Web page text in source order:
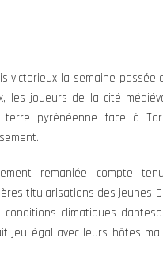
victorieux la semaine passée
les joueurs de la cité
pyrénéenne face à
remaniée compte
titularisations des jeunes
climatiques
jeu égal avec leurs hôtes